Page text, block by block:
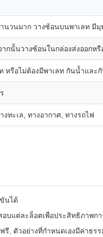
นวนมาก วางซ้อนบนพาเลท มี
กนั้นวางซ้อนในกล่องส่งออกหรื
หรือไม่ต้องมีพาเลท กันน้ำและ
งทะเล, ทางอากาศ, ทางรถไฟ
นได้
บแต่ละล็อตเพื่อประสิทธิภาพก
รี, ตัวอย่างที่กำหนดเองมีค่าธร